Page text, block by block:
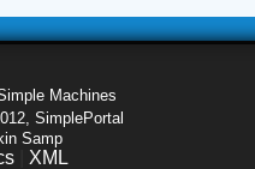
Machines
SimplePortal
Samp
XML